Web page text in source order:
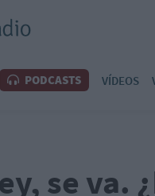
PODCASTS VÍDEOS
se va.